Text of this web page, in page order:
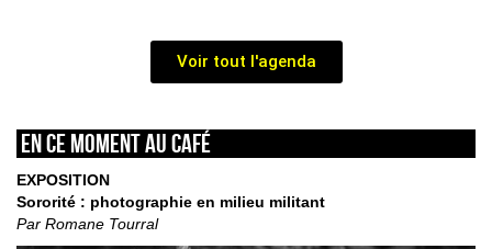
Voir tout l'agenda
En ce moment au café
EXPOSITION
Sororité : photographie en milieu militant
Par Romane Tourral